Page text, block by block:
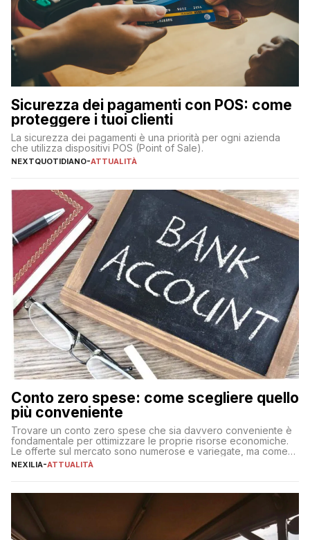
Sicurezza dei pagamenti con POS: come
proteggere i tuoi clienti
La sicurezza dei pagamenti è una priorità per ogni azienda
che utilizza dispositivi POS (Point of Sale).
NEXTQUOTIDIANO-ATTUALITÀ
Conto zero spese: come scegliere quello
più conveniente
Trovare un conto zero spese che sia davvero conveniente è
fondamentale per ottimizzare le proprie risorse economiche.
Le offerte sul mercato sono numerose e variegate, ma come
individuare quella più adatta alle proprie esigenze senza
sul […]
NEXILIA-ATTUALITÀ